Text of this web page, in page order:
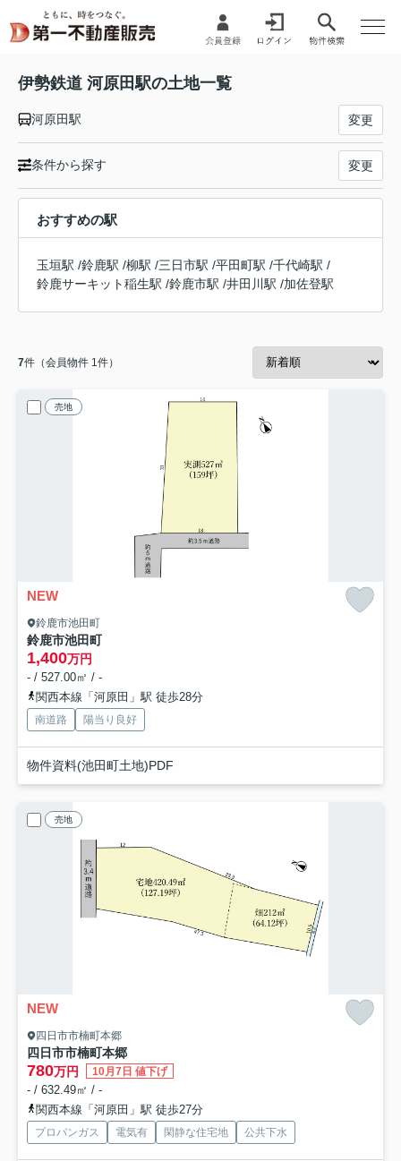
伊勢鉄道 河原田駅の土地一覧
河原田駅 変更
条件から探す 変更
おすすめの駅
玉垣駅 /鈴鹿駅 /柳駅 /三日市駅 /平田町駅 /千代崎駅 /
鈴鹿サーキット稲生駅 /鈴鹿市駅 /井田川駅 /加佐登駅
7件（会員物件 1件）
売地
NEW
鈴鹿市池田町
鈴鹿市池田町
1,400万円
- / 527.00㎡ / -
関西本線「河原田」駅 徒歩28分
南道路 陽当り良好
物件資料(池田町土地)PDF
売地
NEW
四日市市楠町本郷
四日市市楠町本郷
780万円 10月7日 値下げ
- / 632.49㎡ / -
関西本線「河原田」駅 徒歩27分
プロパンガス 電気有 閑静な住宅地 公共下水